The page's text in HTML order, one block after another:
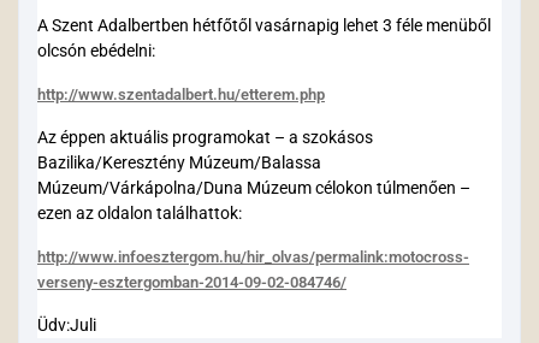
A Szent Adalbertben hétfőtől vasárnapig lehet 3 féle menüből
olcsón ebédelni:
http://www.szentadalbert.hu/etterem.php
Az éppen aktuális programokat – a szokásos
Bazilika/Keresztény Múzeum/Balassa
Múzeum/Várkápolna/Duna Múzeum célokon túlmenően –
ezen az oldalon találhattok:
http://www.infoesztergom.hu/hir_olvas/permalink:motocross-
verseny-esztergomban-2014-09-02-084746/
Üdv:Juli